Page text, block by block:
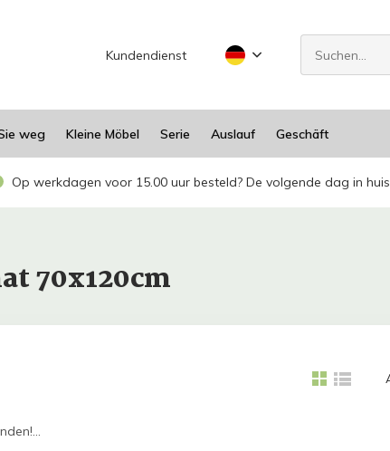
Kundendienst
weg Kleine Möbel Serie Auslauf Geschäft
Op werkdagen voor 15.00 uur besteld? De volgende dag in
70x120cm